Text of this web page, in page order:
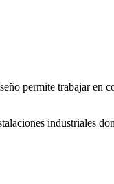
permite trabajar en
industriales